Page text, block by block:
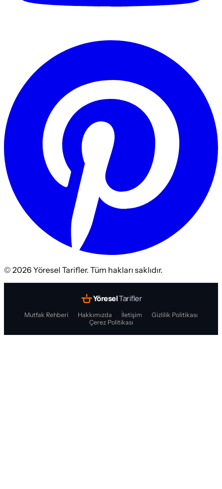
© 2026 Yöresel Tarifler. Tüm hakları saklıdır.
YöreselTarifler
Mutfak Rehberi Hakkımızda İletişim
Gizlilik Politikası
Çerez Politikası